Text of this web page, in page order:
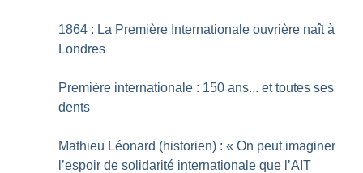
1864 : La Première Internationale ouvrière naît à
Londres
Première internationale : 150 ans... et toutes ses
dents
Mathieu Léonard (historien) : « On peut imaginer
l’espoir de solidarité internationale que l’AIT